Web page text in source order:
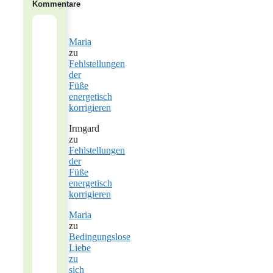
Kommentare
Maria
zu
Fehlstellungen
der
Füße
energetisch
korrigieren
Irmgard
zu
Fehlstellungen
der
Füße
energetisch
korrigieren
Maria
zu
Bedingungslose
Liebe
zu
sich